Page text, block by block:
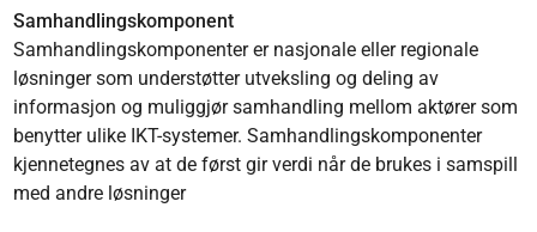
Samhandlingskomponent
Samhandlingskomponenter er nasjonale eller regionale
løsninger som understøtter utveksling og deling av
informasjon og muliggjør samhandling mellom aktører som
benytter ulike IKT-systemer. Samhandlingskomponenter
kjennetegnes av at de først gir verdi når de brukes i samspill
med andre løsninger